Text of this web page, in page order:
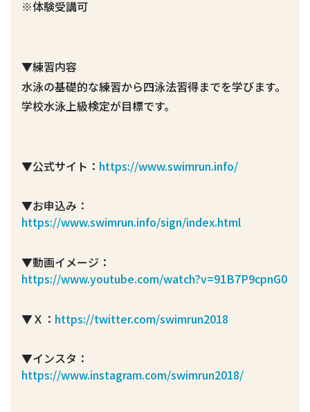
※体験受講可
▼練習内容
水泳の基礎的な練習から四泳法習得までを学びます。
学校水泳上級検定が目標です。
▼公式サイト： https://www.swimrun.info/
▼お申込み：
https://www.swimrun.info/sign/index.html
▼動画イメージ：
https://www.youtube.com/watch?v=91B7P9cpnG0
▼Ｘ： https://twitter.com/swimrun2018
▼インスタ：
https://www.instagram.com/swimrun2018/